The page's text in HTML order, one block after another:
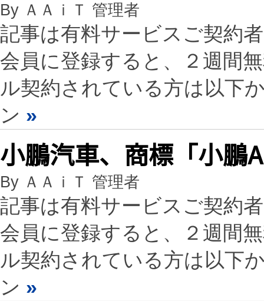
By ＡＡｉＴ 管理者
記事は有料サービスご契約
会員に登録すると、２週間
ル契約されている方は以下
ン »
小鵬汽車、商標「小
By ＡＡｉＴ 管理者
記事は有料サービスご契約
会員に登録すると、２週間
ル契約されている方は以下
ン »